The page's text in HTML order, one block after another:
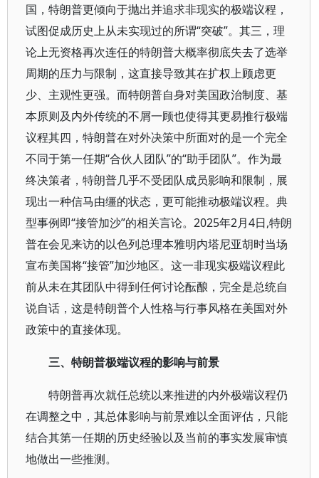
国，特朗普更倾向于抛出并追求非现实的极端议程，
试图促成历史上从未实现过的所谓“突破”。其三，理
论上无资格再次连任的特朗普大概率彻底失去了选举
周期的压力与限制，这直接导致其在扩权上顾虑更
少、主观性更强。而特朗普自身对美国政治制度、基
本原则及内外传统的不屑一顾也使得其更易推行极端
议程其四，特朗普在对外决策中所面对的是一个完全
不同于第一任期“合伙人团队”的“助手团队”。作为最
终决策者，特朗普几乎不受团队成员影响和限制，展
现出一种信马由缰的状态，更可能推动极端议程。典
型事例即“接管加沙”的相关言论。2025年2月4日,特朗
普在会见来访的以色列总理本雅明内塔尼亚胡时当场
宣布美国将“接管”加沙地区。这一非现实极端议程此
前从未在其团队中得到任何讨论酝酿，完全是总统自
说自话，这是特朗普个人性格与行事风格在美国对外
政策中的直接体现。
三、特朗普极端议程的影响与前景
特朗普再次就任总统以来推进的内外极端议程仍
在调整之中，其总体影响与前景难以全面评估，只能
结合其第一任期的历史经验以及当前的事实发展审慎
地做出一些推测。